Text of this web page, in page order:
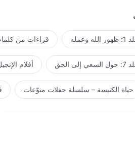
قراءات من
أفلام
حياة الكنيسة – سلسلة حفلات منوّعات